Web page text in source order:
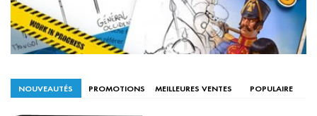
NOUVEAUTÉS PROMOTIONS MEILLEURES VENTES POPULAIRE